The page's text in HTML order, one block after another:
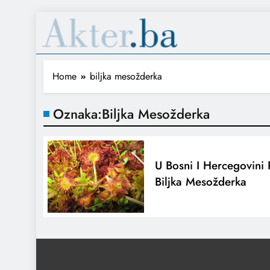
Home biljka mesožderka
Oznaka:Biljka Mesožderka
U Bosni I Hercegovini
Biljka Mesožderka